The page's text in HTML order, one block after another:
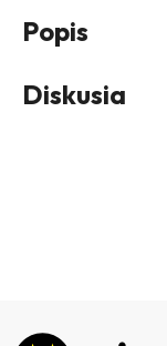
Popis
Diskusia